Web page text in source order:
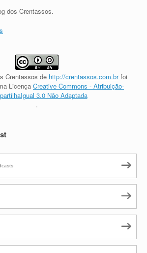
dos Crentassos.
Crentassos de http://crentassos.com.brfoi
Licença Creative Commons - Atribuição-
3.0 Não Adaptada
.